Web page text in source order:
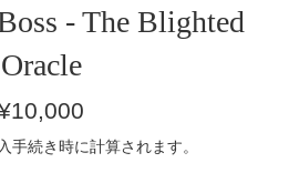
- The Blighted
Oracle
手続き時に計算されます。